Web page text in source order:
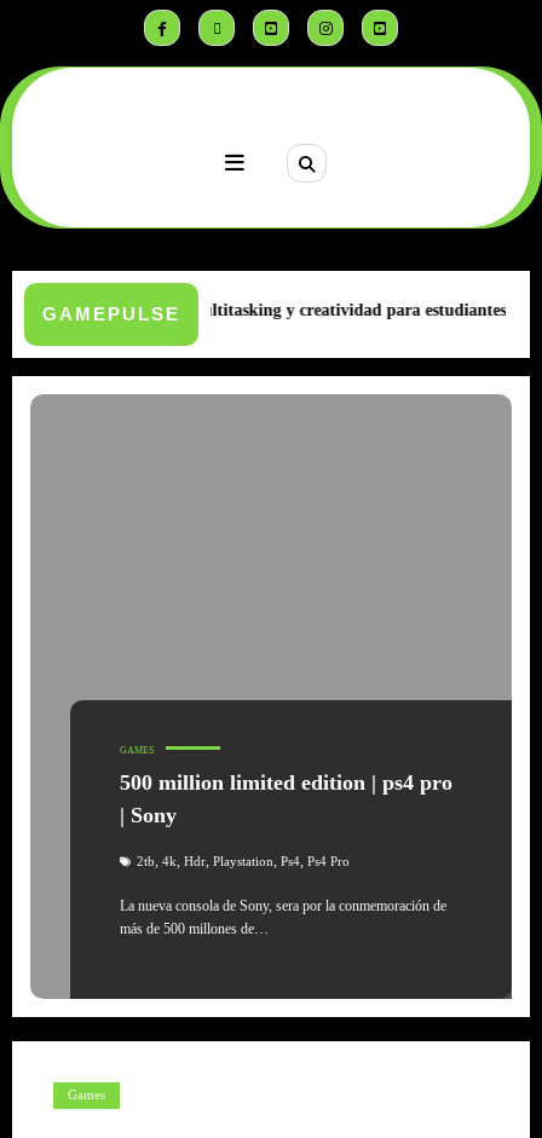
GAMEPULSE
| MatePad | IA, multitasking y creatividad para estudiantesInfinix lanza
GAMES
500 million limited edition | ps4 pro
| Sony
2tb, 4k, Hdr, Playstation, Ps4, Ps4 Pro
La nueva consola de Sony, sera por la conmemoración de
más de 500 millones de…
Games